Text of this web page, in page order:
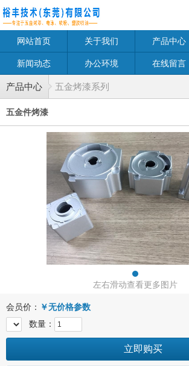
网站首页 关于我们 产品中心
新闻动态 办公环境 在线留言
产品中心 五金烤漆系列
五金件烤漆
左右滑动查看更多图片
会员价： ￥无价格参数
数量：
立即购买